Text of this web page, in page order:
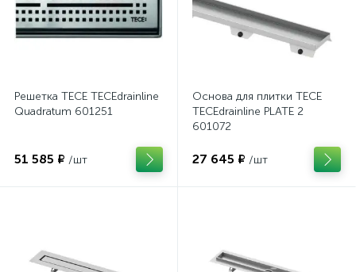
Решетка TECE TECEdrainline
Quadratum 601251
51 585 ₽ /шт
Основа для плитки TECE
TECEdrainline PLATE 2
601072
27 645 ₽ /шт